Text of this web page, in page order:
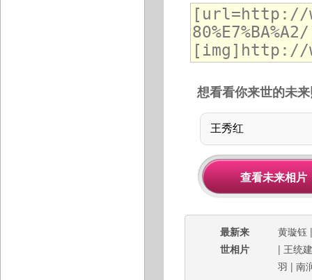
想看看你来世的未
最新来
世相片
黄璇钰
| 王统建
羽 | 南